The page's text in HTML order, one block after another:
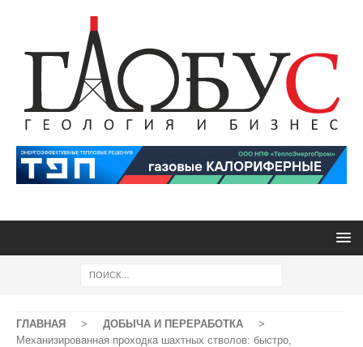
ГЛАВНАЯ > ДОБЫЧА И ПЕРЕРАБОТКА
>
Механизированная проходка шахтных стволов: быстро,